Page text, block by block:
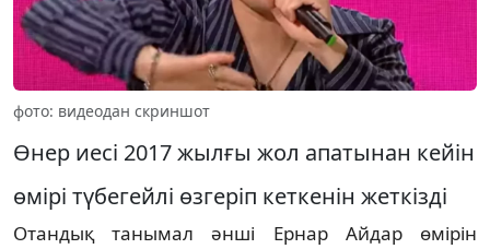
фото: видеодан скриншот
Өнер иесі 2017 жылғы жол апатынан кейін
өмірі түбегейлі өзгеріп кеткенін жеткізді
Отандық танымал әнші Ернар Айдар өмірін